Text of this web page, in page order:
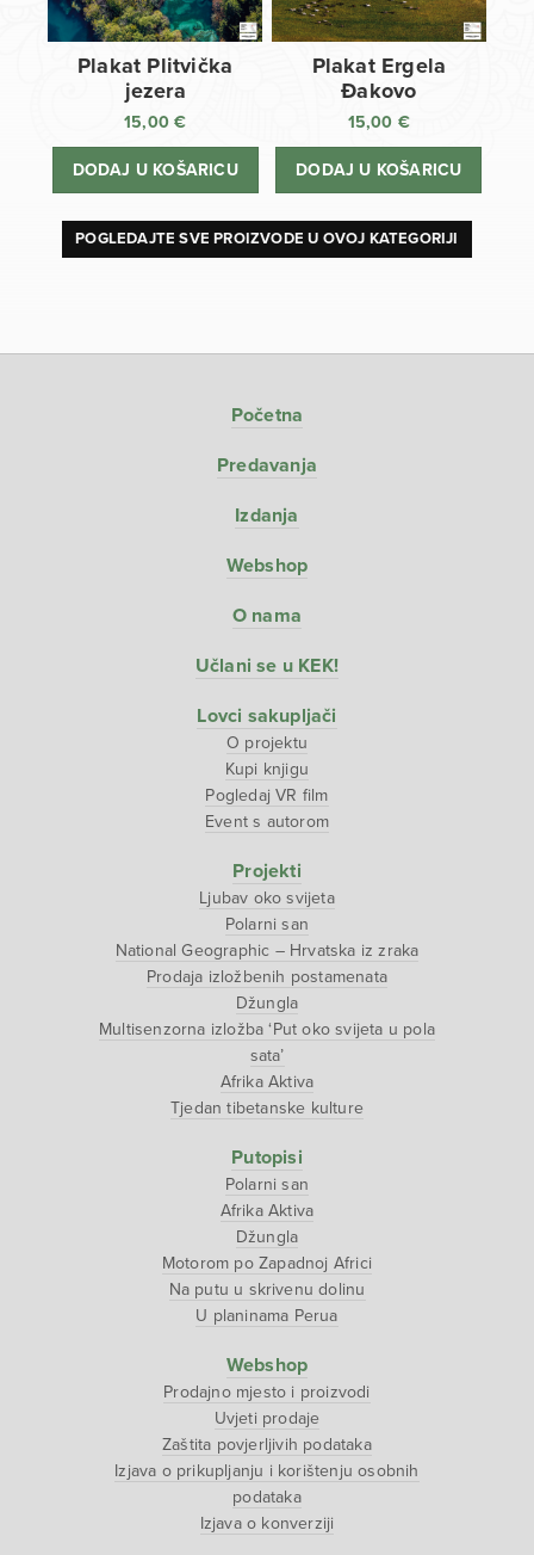
Plakat Plitvička
jezera
15,00€
DODAJ U KOŠARICU
Plakat Ergela
Đakovo
15,00 €
DODAJ U KOŠARICU
POGLEDAJTE SVE PROIZVODE U OVOJ KATEGORIJI
Početna
Predavanja
Izdanja
Webshop
O nama
Učlani se u KEK!
Lovci sakupljači
O projektu
Kupi knjigu
Pogledaj VR film
Event s autorom
Projekti
Ljubav oko svijeta
Polarni san
National Geographic – Hrvatska iz zraka
Prodaja izložbenih postamenata
Džungla
Multisenzorna izložba ‘Put oko svijeta u pola
sata’
Afrika Aktiva
Tjedan tibetanske kulture
Putopisi
Polarni san
Afrika Aktiva
Džungla
Motorom po Zapadnoj Africi
Na putu u skrivenu dolinu
U planinama Perua
Webshop
Prodajno mjesto i proizvodi
Uvjeti prodaje
Zaštita povjerljivih podataka
Izjava o prikupljanju i korištenju osobnih
podataka
Izjava o konverziji